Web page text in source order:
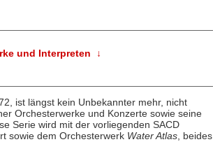
und Interpreten ↓
ist längst kein Unbekannter mehr, nicht
Orchesterwerke und Konzerte sowie seine
Serie wird mit der vorliegenden SACD
sowie dem Orchesterwerk Water Atlas, beides